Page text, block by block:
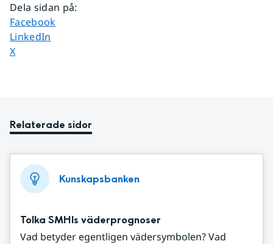
Dela sidan på:
Dela sidan på
Facebook
Dela sidan på
LinkedIn
Dela sidan på
X
Relaterade sidor
Kunskapsbanken
Tolka SMHIs väderprognoser
Vad betyder egentligen vädersymbolen? Vad